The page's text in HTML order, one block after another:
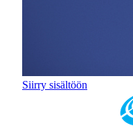
Siirry sisältöön